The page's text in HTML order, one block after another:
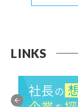
LINKS